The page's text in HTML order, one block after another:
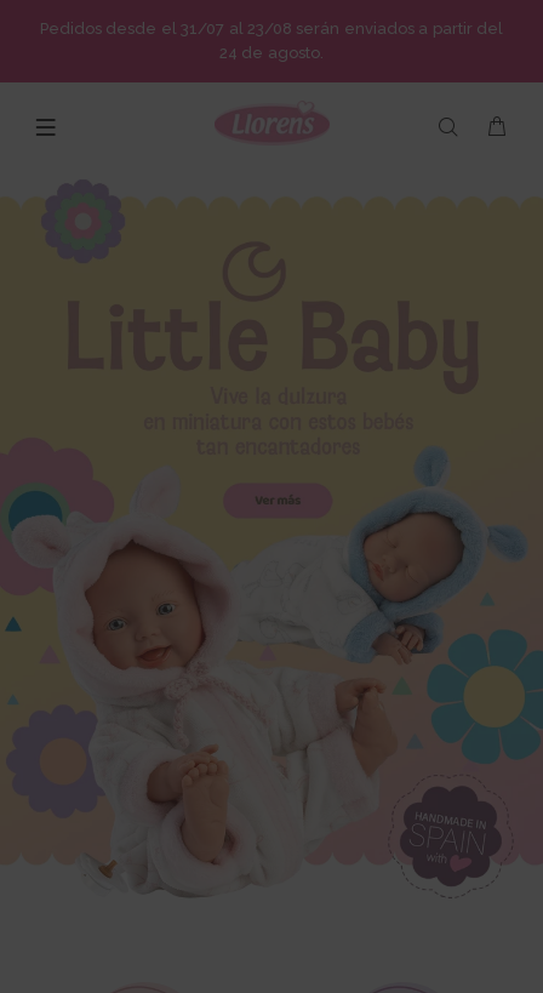
Pedidos desde el 31/07 al 23/08 serán enviados a partir del
24 de agosto.